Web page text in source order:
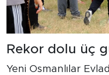
Rekor dolu üç
Yeni Osmanlılar